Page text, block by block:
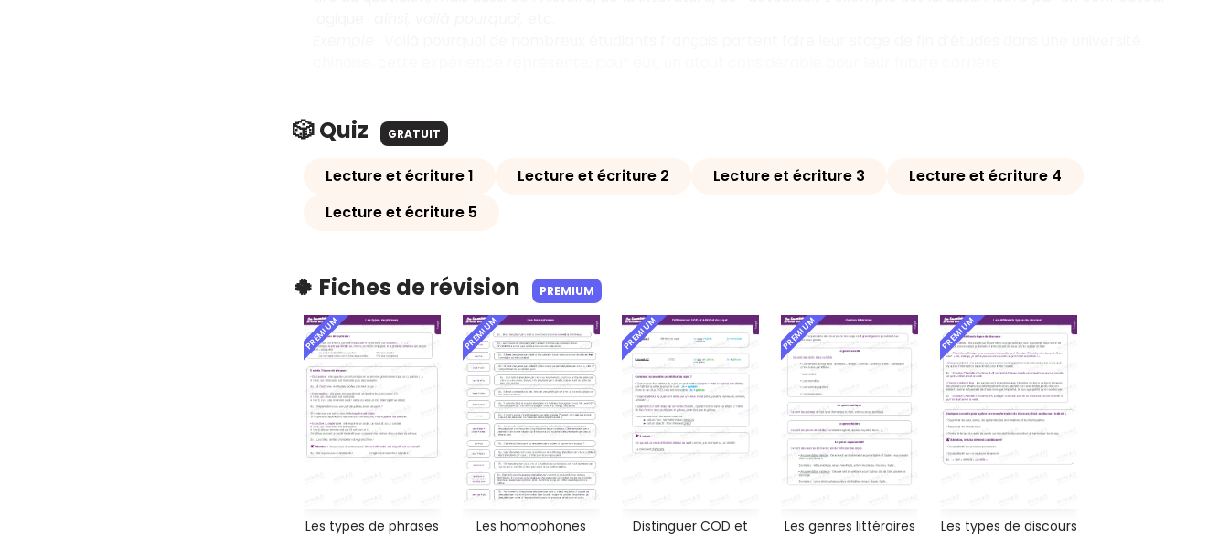
🎲 Quiz GRATUIT
Lecture et écriture 1 Lecture et écriture 2 Lecture et écriture 3
Lecture et écriture 4
Lecture et écriture 5
🍀 Fiches de révision PREMIUM
PREMIUM
Les types de phrases
PREMIUM
Les homophones
PREMIUM
Distinguer COD et
PREMIUM
Les genres littéraires
PREMIUM
Les types de discours